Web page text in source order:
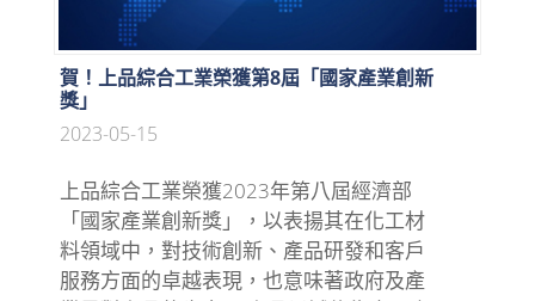
賀！上品綜合工業榮獲第8屆「國家產業創新
獎」
2023-05-15
上品綜合工業榮獲2023年第八屆經濟部
「國家產業創新獎」，以表揚其在化工材
料領域中，對技術創新、產品研發和客戶
服務方面的卓越表現，也意味著政府及產